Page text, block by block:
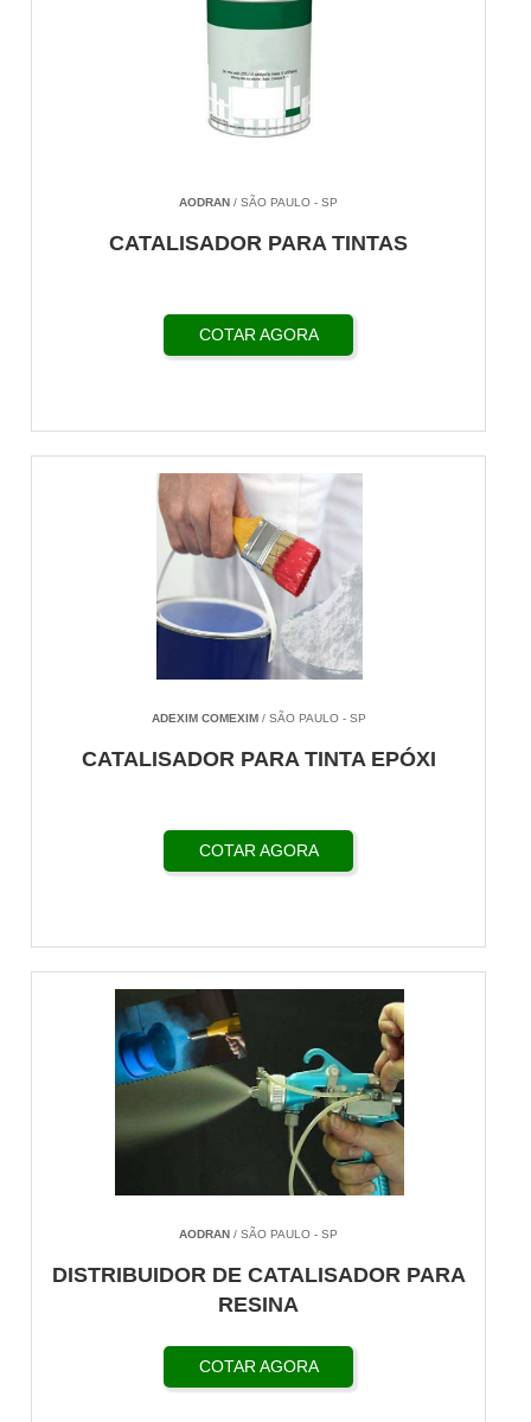
AODRAN / SÃO PAULO - SP
CATALISADOR PARA TINTAS
COTAR AGORA
ADEXIM COMEXIM/ SÃO PAULO - SP
CATALISADOR PARA TINTA EPÓXI
COTAR AGORA
AODRAN / SÃO PAULO - SP
DISTRIBUIDOR DE CATALISADOR PARA
RESINA
COTAR AGORA